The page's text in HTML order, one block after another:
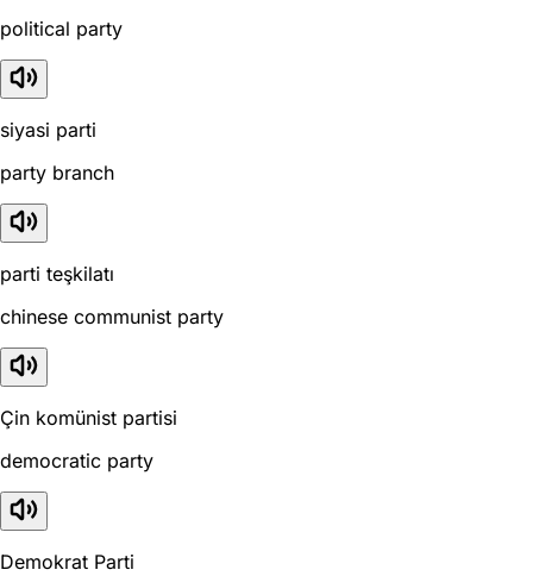
political party
siyasi parti
party branch
parti teşkilatı
chinese communist party
Çin komünist partisi
democratic party
Demokrat Parti